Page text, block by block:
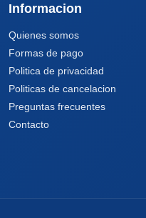
Informacion
Quienes somos
Formas de pago
Politica de privacidad
Politicas de cancelacion
Preguntas frecuentes
Contacto